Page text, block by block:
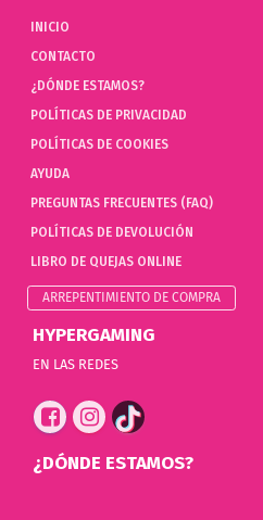
INICIO
CONTACTO
¿DÓNDE ESTAMOS?
POLÍTICAS DE PRIVACIDAD
POLÍTICAS DE COOKIES
AYUDA
PREGUNTAS FRECUENTES (FAQ)
POLÍTICAS DE DEVOLUCIÓN
LIBRO DE QUEJAS ONLINE
ARREPENTIMIENTO DE COMPRA
HYPERGAMING
EN LAS REDES
¿DÓNDE ESTAMOS?